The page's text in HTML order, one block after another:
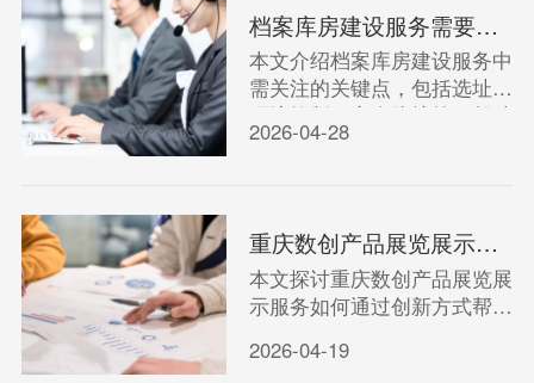
档案库房建设服务需要注意哪些关键点？
本文介绍档案库房建设服务中
需关注的关键点，包括选址、
环境控制、安全防护等，帮助
您打造安全可靠的档案存储空
2026-04-28
重庆数创产品展览展示服务如何助力企业高效获客？
本文探讨重庆数创产品展览展
示服务如何通过创新方式帮助
企业吸引客户、提升转化效
率，实现高效获客。
2026-04-19